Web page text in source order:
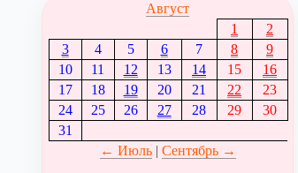
Август
1
2
3
4 5 6 7 8
9
10
11 12 13 14 15
16
17
18 19 20 21 22
23
24
25 26 27 28 29
30
31
← Июль| Сентябрь →